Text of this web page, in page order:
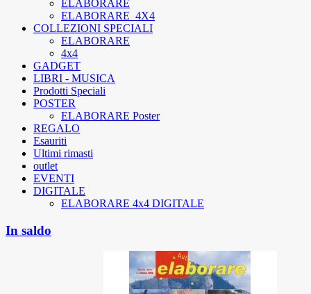
ELABORARE
ELABORARE_4X4
COLLEZIONI SPECIALI
ELABORARE
4x4
GADGET
LIBRI - MUSICA
Prodotti Speciali
POSTER
ELABORARE Poster
REGALO
Esauriti
Ultimi rimasti
outlet
EVENTI
DIGITALE
ELABORARE 4x4 DIGITALE
In saldo